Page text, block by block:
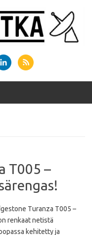
T005 –
Turanza T005 –
renkaat netistä
kehitetty ja